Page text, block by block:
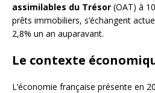
assimilables du Trésor (OAT) à
prêts immobiliers, s’échangent
2,8% un an auparavant.
Le contexte
L’économie française présente en